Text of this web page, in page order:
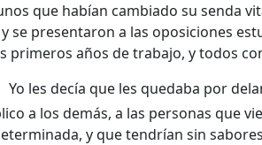
que habían cambiado su senda
se presentaron a las oposiciones
primeros años de trabajo, y todos
Yo les decía que les quedaba por
a los demás, a las personas que
y que tendrían sin